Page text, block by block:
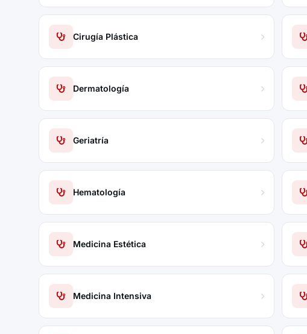
Cirugía Plástica
Dermatología
Geriatría
Hematología
Medicina Estética
Medicina Intensiva